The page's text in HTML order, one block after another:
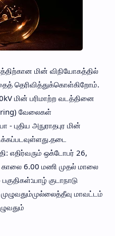
மின் விநியோகத்தில்
தெரிவித்துக்கொள்கிறோம்.​
மின் பரிமாற்ற வடத்தினை
வேலைகள்
புதிய அநுராதபுர மின்
எதிர்வரும் ஒக்டோபர் 26,
காலை 6.00 மணி முதல் மாலை
குடாநாடு
மாவட்டம்